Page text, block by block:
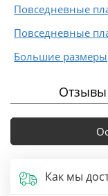
Повседневные
Повседневные
Большие размеры
Отзывы
Как мы